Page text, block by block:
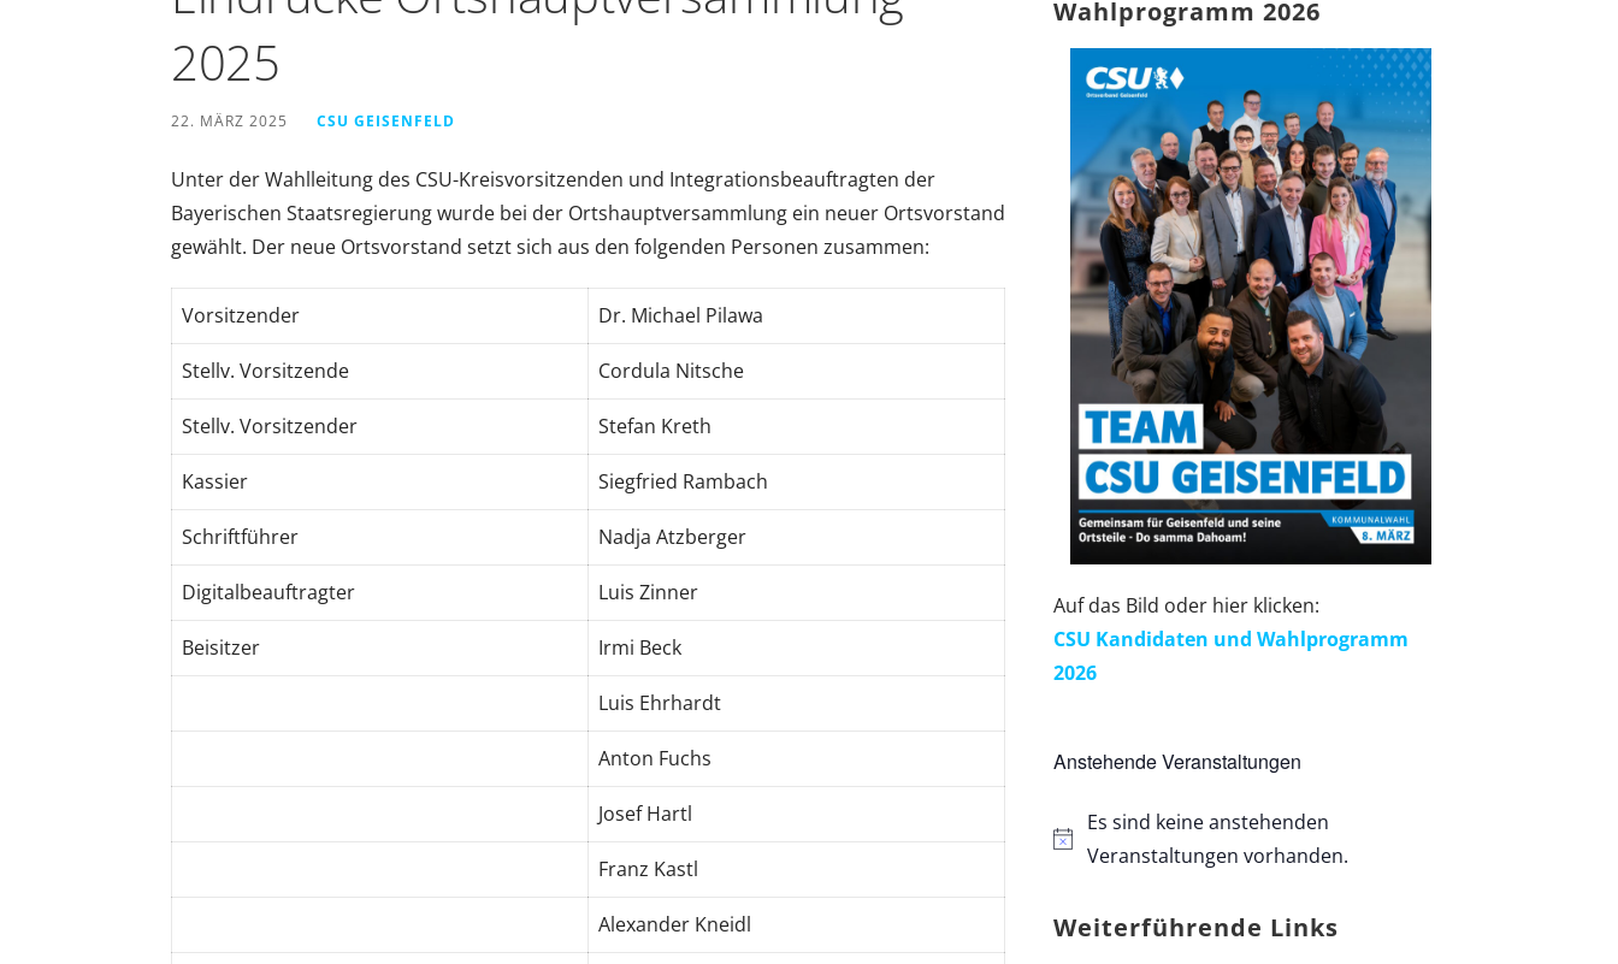
2025
22. MÄRZ 2025 CSU GEISENFELD
Unter der Wahlleitung des CSU-Kreisvorsitzenden und Integrationsbeauftragten der
Bayerischen Staatsregierung wurde bei der Ortshauptversammlung ein neuer Ortsvorstand
gewählt. Der neue Ortsvorstand setzt sich aus den folgenden Personen zusammen:
Vorsitzender Dr. Michael Pilawa
Stellv. Vorsitzende Cordula Nitsche
Stellv. Vorsitzender Stefan Kreth
Kassier Siegfried Rambach
Schriftführer Nadja Atzberger
Digitalbeauftragter Luis Zinner
Beisitzer Irmi Beck
Luis Ehrhardt
Anton Fuchs
Josef Hartl
Franz Kastl
Alexander Kneidl
Wahlprogramm 2026
Auf das Bild oder hier klicken:
CSU Kandidaten und Wahlprogramm
2026
Anstehende Veranstaltungen
Es sind keine anstehenden
Veranstaltungen vorhanden.
Weiterführende Links